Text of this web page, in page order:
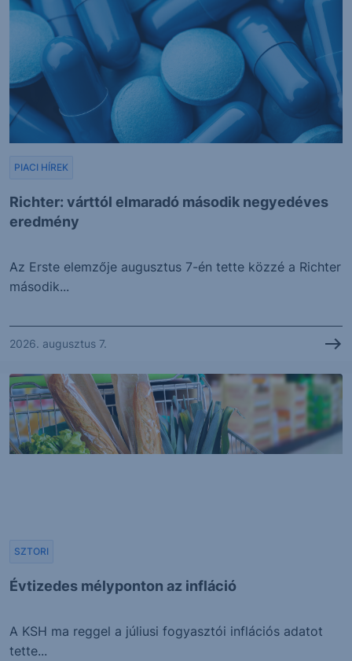
Richter: várttól elmaradó második negyedéves
eredmény
PIACI HÍREK
Az Erste elemzője augusztus 7-én tette közzé a Richter
második...
2026. augusztus 7.
Évtizedes mélyponton az infláció
SZTORI
A KSH ma reggel a júliusi fogyasztói inflációs adatot
tette...